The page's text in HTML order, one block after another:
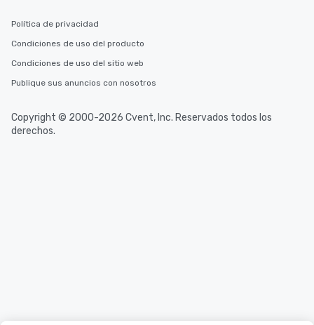
Política de privacidad
Condiciones de uso del producto
Condiciones de uso del sitio web
Publique sus anuncios con nosotros
Copyright © 2000-2026 Cvent, Inc. Reservados todos los
derechos.